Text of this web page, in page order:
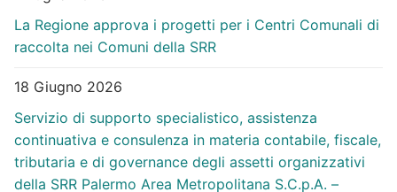
La Regione approva i progetti per i Centri Comunali di
raccolta nei Comuni della SRR
18 Giugno 2026
Servizio di supporto specialistico, assistenza
continuativa e consulenza in materia contabile, fiscale,
tributaria e di governance degli assetti organizzativi
della SRR Palermo Area Metropolitana S.C.p.A. –